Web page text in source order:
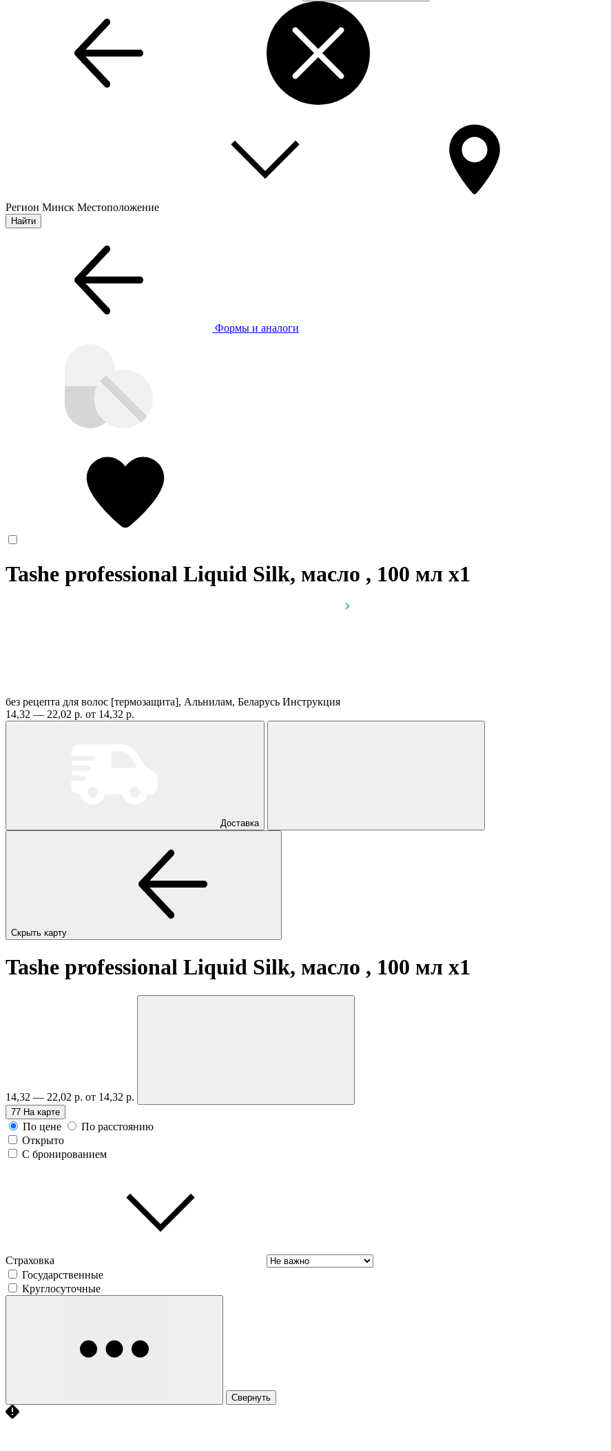
Регион Минск Местоположение
Формы и аналоги
Tashe professional Liquid Silk, масло , 100 мл x1
без рецепта для волос [термозащита], Альнилам, Беларусь Инструкция
14,32 — 22,02 р. от 14,32 р.
Доставка
Скрыть карту
Tashe professional Liquid Silk, масло , 100 мл x1
14,32 — 22,02 р. от 14,32 р.
77 На карте
По цене
По расстоянию
Открыто
С бронированием
Страховка
Государственные
Круглосуточные
Свернуть